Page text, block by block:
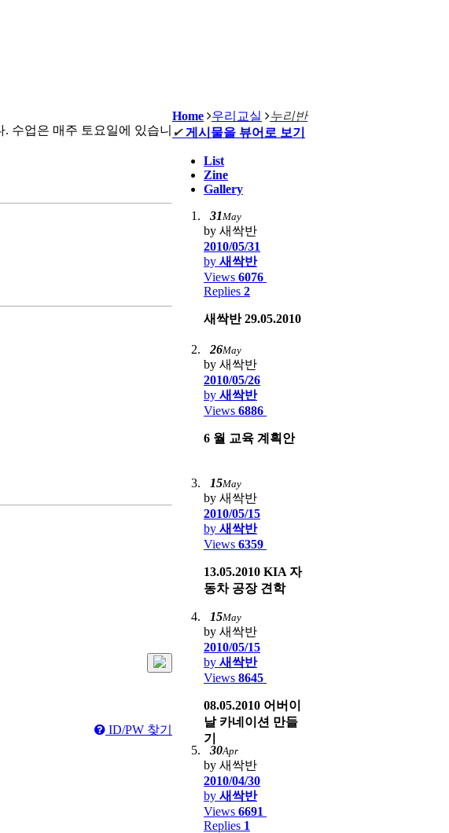
Home 우리교실
누리반
✔ 게시물을 뷰어로 보기
List
Zine
Gallery
31May
by 새싹반
2010/05/31
by 새싹반
Views 6076
Replies 2
새싹반 29.05.2010
26May
by 새싹반
2010/05/26
by 새싹반
Views 6886
6 월 교육 계획안
15May
by 새싹반
2010/05/15
by 새싹반
Views 6359
13.05.2010 KIA 자
동차 공장 견학
15May
by 새싹반
2010/05/15
by 새싹반
Views 8645
08.05.2010 어버이
날 카네이션 만들
기
30Apr
by 새싹반
2010/04/30
by 새싹반
Views 6691
Replies 1
수업은 매주 토요일에 있습니
ID/PW 찾기